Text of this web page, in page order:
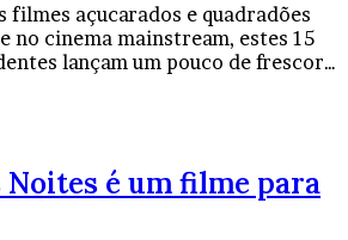
filmes açucarados e quadradões
no cinema mainstream, estes 15
lançam um pouco de frescor…
Noites é um filme para